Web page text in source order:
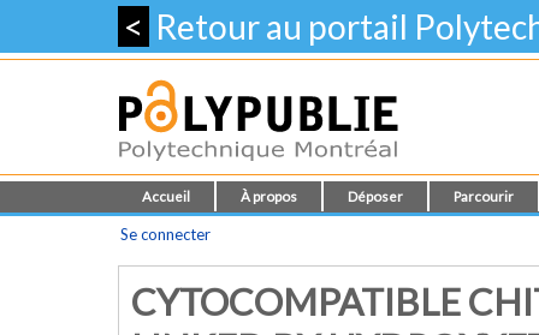
< Retour au portail
Accueil À propos Déposer Parcourir
Se connecter
CYTOCOMPATIBLE